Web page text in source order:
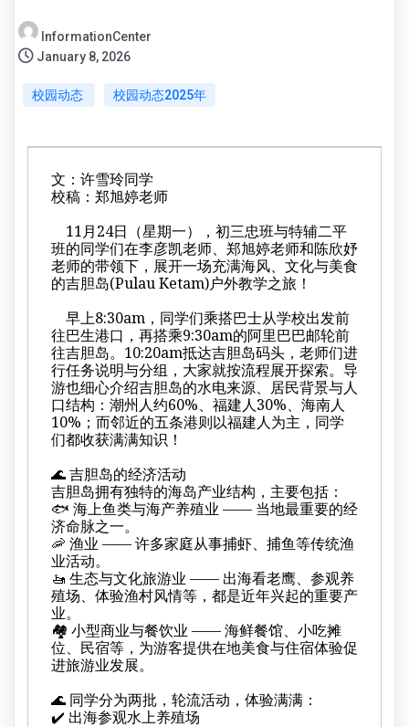
InformationCenter
January 8, 2026
校园动态 校园动态2025年
文：许雪玲同学
校稿：郑旭婷老师
11月24日（星期一），初三忠班与特辅二平
班的同学们在李彦凯老师、郑旭婷老师和陈欣妤
老师的带领下，展开一场充满海风、文化与美食
的吉胆岛(Pulau Ketam)户外教学之旅！
早上8:30am，同学们乘搭巴士从学校出发前
往巴生港口，再搭乘9:30am的阿里巴巴邮轮前
往吉胆岛。10:20am抵达吉胆岛码头，老师们进
行任务说明与分组，大家就按流程展开探索。导
游也细心介绍吉胆岛的水电来源、居民背景与人
口结构：潮州人约60%、福建人30%、海南人
10%；而邻近的五条港则以福建人为主，同学
们都收获满满知识！
🌊 吉胆岛的经济活动
吉胆岛拥有独特的海岛产业结构，主要包括：
🐟 海上鱼类与海产养殖业 —— 当地最重要的经
济命脉之一。
🦐 渔业 —— 许多家庭从事捕虾、捕鱼等传统渔
业活动。
🚤 生态与文化旅游业 —— 出海看老鹰、参观养
殖场、体验渔村风情等，都是近年兴起的重要产
业。
🏘️ 小型商业与餐饮业 —— 海鲜餐馆、小吃摊
位、民宿等，为游客提供在地美食与住宿体验促
进旅游业发展。
🌊 同学分为两批，轮流活动，体验满满：
✔️ 出海参观水上养殖场